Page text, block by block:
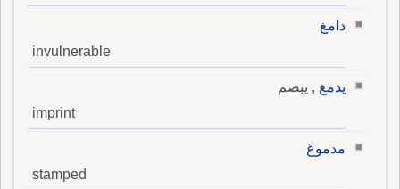
دامغ
invulnerable
يدمغ , يبصم
imprint
مدموغ
stamped